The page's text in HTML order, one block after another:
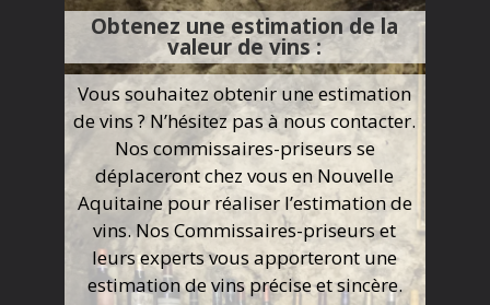
Obtenez une estimation de la
valeur de vins :
Vous souhaitez obtenir une estimation
de vins ? N’hésitez pas à nous contacter.
Nos commissaires-priseurs se
déplaceront chez vous en Nouvelle
Aquitaine pour réaliser l’estimation de
vins. Nos Commissaires-priseurs et
leurs experts vous apporteront une
estimation de vins précise et sincère.